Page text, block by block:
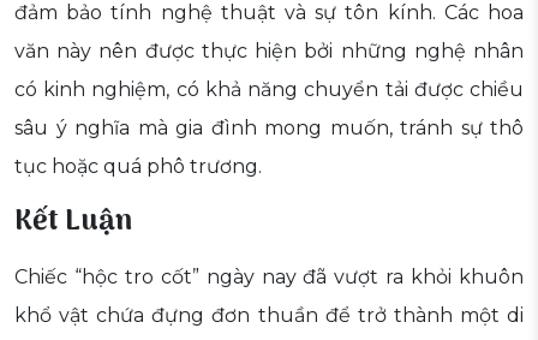
đảm bảo tính nghệ thuật và sự tôn kính. Các hoa
văn này nên được thực hiện bởi những nghệ nhân
có kinh nghiệm, có khả năng chuyển tải được chiều
sâu ý nghĩa mà gia đình mong muốn, tránh sự thô
tục hoặc quá phô trương.
Kết Luận
Chiếc “hộc tro cốt” ngày nay đã vượt ra khỏi khuôn
khổ vật chứa đựng đơn thuần để trở thành một di